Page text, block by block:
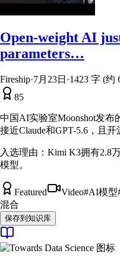
Open-weight AI
parameters…
Fireship·7月23日 ·1423 字 (约
85
中国AI实验室Moonshot发
接近Claude和GPT-5.6，且开
入选理由： Kimi K3拥有2.8
模型。
Featured Video#AI模型
混合
保存到知识库